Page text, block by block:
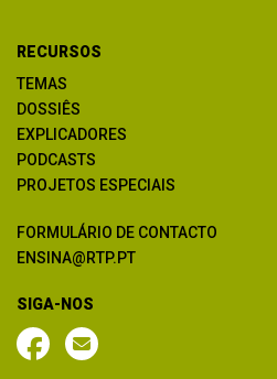
RECURSOS
TEMAS
DOSSIÊS
EXPLICADORES
PODCASTS
PROJETOS ESPECIAIS
FORMULÁRIO DE CONTACTO
ENSINA@RTP.PT
SIGA-NOS